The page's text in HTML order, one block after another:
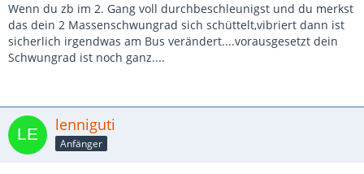
Wenn du zb im 2. Gang voll durchbeschleunigst und du merkst
das dein 2 Massenschwungrad sich schüttelt,vibriert dann ist
sicherlich irgendwas am Bus verändert....vorausgesetzt dein
Schwungrad ist noch ganz....
lenniguti
Anfänger